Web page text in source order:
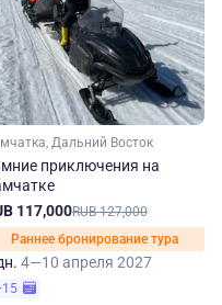
Дальний Восток
приключения на
117,000RUB 127,000
Раннее бронирование тура
4—10 апреля 2027